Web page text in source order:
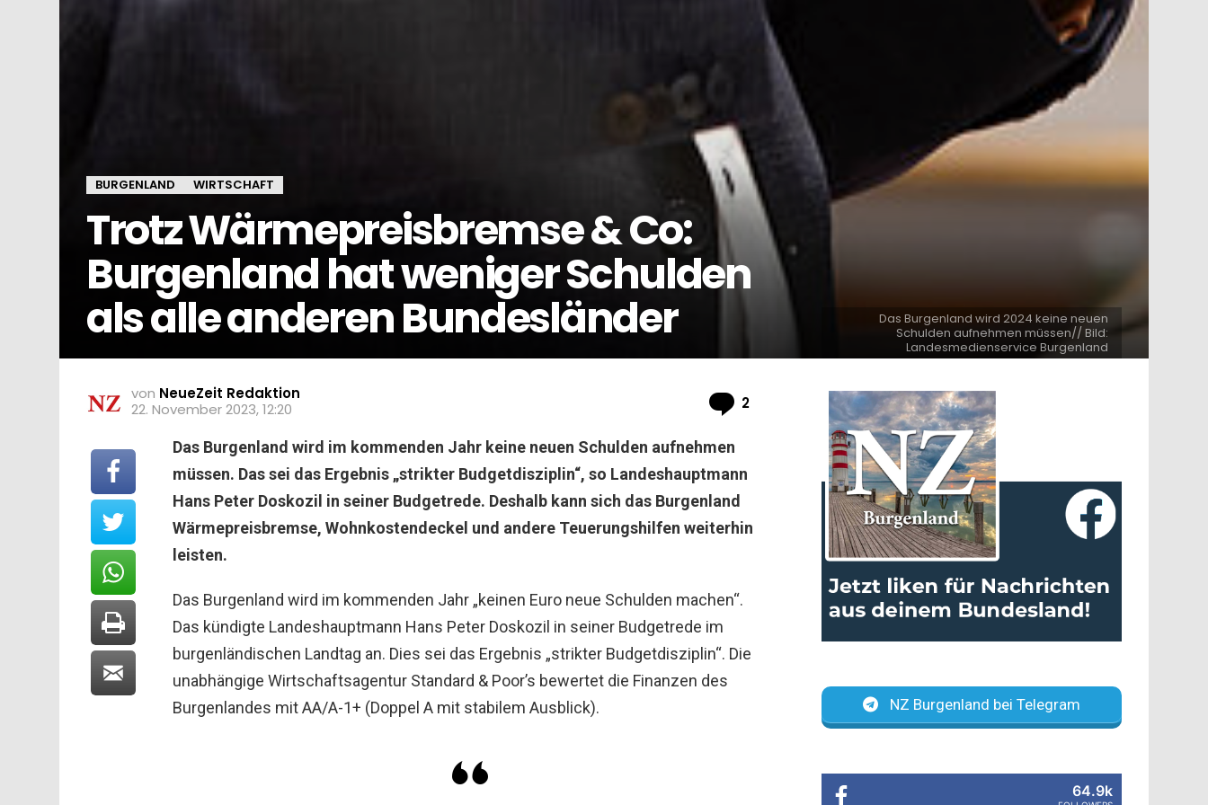
BURGENLAND WIRTSCHAFT
Trotz Wärmepreisbremse & Co:
Burgenland hat weniger Schulden
als alle anderen Bundesländer
Das Burgenland wird 2024 keine neuen
Schulden aufnehmen müssen// Bild:
Landesmedienservice Burgenland
von NeueZeit Redaktion
22. November 2023, 12:20
2 Kommentare
Das Burgenland wird im kommenden Jahr keine neuen Schulden aufnehmen
müssen. Das sei das Ergebnis „strikter Budgetdisziplin“, so Landeshauptmann
Hans Peter Doskozil in seiner Budgetrede. Deshalb kann sich das Burgenland
Wärmepreisbremse, Wohnkostendeckel und andere Teuerungshilfen weiterhin
leisten.
Das Burgenland wird im kommenden Jahr „keinen Euro neue Schulden machen“.
Das kündigte Landeshauptmann Hans Peter Doskozil in seiner Budgetrede im
burgenländischen Landtag an. Dies sei das Ergebnis „strikter Budgetdisziplin“. Die
unabhängige Wirtschaftsagentur Standard & Poor’s bewertet die Finanzen des
Burgenlandes mit AA/A-1+ (Doppel A mit stabilem Ausblick).
NZ Burgenland bei Telegram
64.9k